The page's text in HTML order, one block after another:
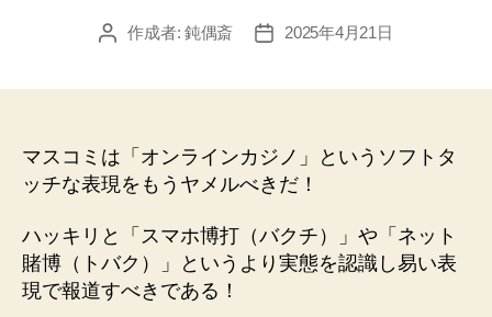
投
作成者: 鈍偶斎
投
2025年4月21日
マスコミは「オンラインカジノ」というソフトタ
ッチな表現をもうヤメルべきだ！
ハッキリと「スマホ博打（バクチ）」や「ネット
賭博（トバク）」というより実態を認識し易い表
現で報道すべきである！